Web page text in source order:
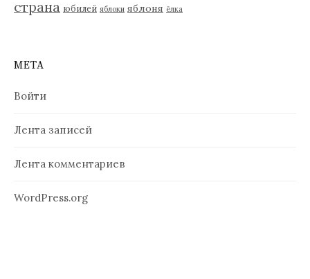
страна юбилей яблоки яблоня ёлка
МЕТА
Войти
Лента записей
Лента комментариев
WordPress.org